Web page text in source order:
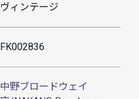
ヴィンテージ
FK002836
中野ブロードウェイ